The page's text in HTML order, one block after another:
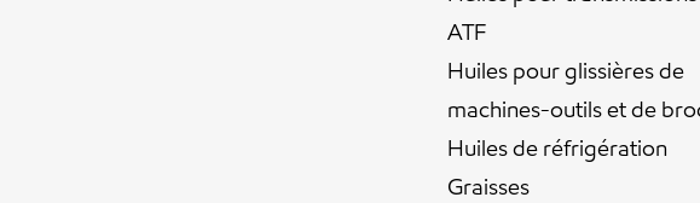
ATF
Huiles pour glissières de
machines-outils et de
Huiles de réfrigération
Graisses